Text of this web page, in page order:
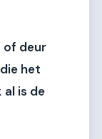
of deur
het
is de